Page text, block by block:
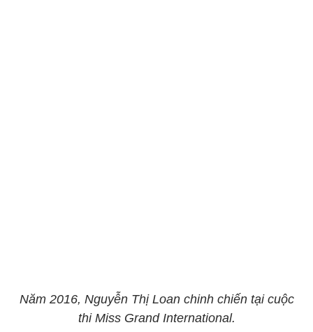
Năm 2016, Nguyễn Thị Loan chinh chiến tại cuộc
thi Miss Grand International.